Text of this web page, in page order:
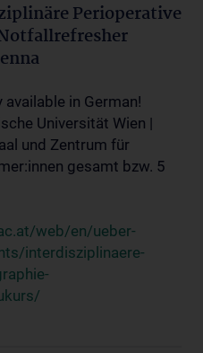
Perioperative
in German!
Universität Wien |
und Zentrum für
gesamt bzw. 5
web/en/ueber-
interdisziplinaere-